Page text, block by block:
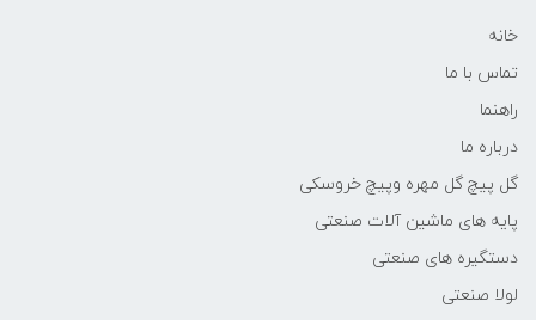
خانه
تماس با ما
راهنما
درباره ما
گل پیچ گل مهره وپیچ خروسکی
پایه های ماشین آلات صنعتی
دستگیره های صنعتی
لولا صنعتی